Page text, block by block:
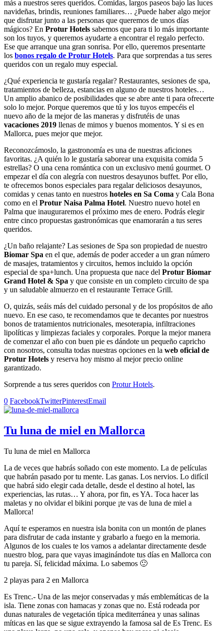
más a nuestros seres queridos. Comidas, largos paseos bajo las luces
navideñas, brindis, reuniones familiares… ¿Puede haber algo mejor
que disfrutar junto a las personas que queremos de unos días
mágicos? En Protur Hotels sabemos que para ti lo más importante
son los tuyos, y queremos ayudarte a encontrar el regalo perfecto.
Ese que arranque una gran sonrisa. Por ello, queremos presentarte
los bonos regalo de Protur Hotels. Para que sorprendas a tus seres
queridos con un regalo muy especial.
¿Qué experiencia te gustaría regalar? Restaurantes, sesiones de spa,
tratamientos de belleza, estancias en alguno de nuestros hoteles…
Un amplio abanico de posibilidades que se abre ante ti para ofrecerte
solo lo mejor. Porque queremos que tú y los tuyos empecéis el
nuevo año de la mejor de las maneras y disfrutéis de unas
vacaciones 2019 llenas de mimos y buenos momentos. Y si es en
Mallorca, pues mejor que mejor.
Reconozcámoslo, la gastronomía es una de nuestras aficiones
favoritas. ¿A quién lo le gustaría saborear una exquisita comida 5
estrellas? O una cena romántica con un exclusivo menú gourmet. O
empezar el día con alegría con nuestros desayunos buffet. Por ello,
te ofrecemos bonos especiales para regalar deliciosos desayunos,
comidas y cenas tanto en nuestros hoteles en Sa Coma y Cala Bona
como en el Protur Naisa Palma Hotel. Nuestro nuevo hotel en
Palma que inauguraremos el próximo mes de enero. Podrás elegir
entre cinco propuestas gastronómicas que enamorarán a tus seres
queridos.
¿Un baño relajante? Las sesiones de Spa son propiedad de nuestro
Biomar Spa en el que, además de poder acceder a un gran número
de masajes, tratamientos y circuitos, hemos incluido la opción
especial de spa+lunch. Una propuesta que nace del Protur Biomar
Grand Hotel & Spa y que consiste en un completo circuito de spa
y un saludable almuerzo en el restaurante Terrace Grill.
O, quizás, seáis más del cuidado personal y de los propósitos de año
nuevo. En ese caso, te recomendamos que te decantes por nuestros
bonos de tratamientos nutricionales, mesoterapia, infiltraciones
lipolíticas y limpiezas faciales y corporales. Porque la mejor manera
de comenzar el año con buen pie es dándote un pequeño capricho
con nosotros, consulta todas nuestras opciones en la web oficial de
Protur Hotels y reserva hoy mismo al mejor precio online
garantizado.
Sorprende a tus seres queridos con Protur Hotels.
0 FacebookTwitterPinterestEmail
Tu luna de miel en Mallorca
Tu luna de miel en Mallorca
La de veces que habrás soñado con este momento. La de películas
que habrán pasado por tu mente. Las ganas. Los nervios. Lo difícil
que habrá sido elegir cada detalle, desde el destino al hotel, las
experiencias, las rutas… Y ahora, por fin, es YA. Toca hacer las
maletas y no olvidar el bikini porque ¡te vas de luna de miel a
Mallorca!
Aquí te esperamos en nuestra isla bonita con un montón de planes
para disfrutar de cada instante y grabarlo a fuego en la memoria.
Algunos de los cuales te los vamos a adelantar directamente desde
nuestro blog, para que vayas imaginándote tus días en Mallorca con
tu pareja. Sí, felicidad máxima. Lo sabemos 🙂
2 playas para 2 en Mallorca
Es Trenc.- Una de las mejor conservadas y más emblemáticas de la
isla. Tiene zonas con hamacas y zonas que no. Está rodeada por
dunas naturales de vegetación típica mediterránea y unas salinas
míticas en las que se sigue extrayendo la famosa sal de Es Trenc. Es